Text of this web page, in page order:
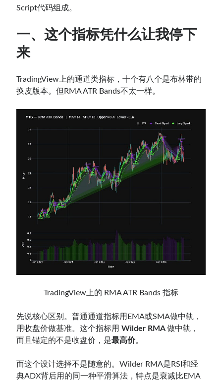
网站备案号：鄂ICP备2024064768号
Script代码组成。
一、这个指标凭什么让我停下
来
TradingView上的通道类指标，十个有八个是布林带的
换皮版本。但RMA ATR Bands不太一样。
TradingView上的 RMA ATR Bands 指标
先说核心区别。普通通道指标用EMA或SMA做中轨，
用收盘价做基准。这个指标用Wilder RMA做中轨，
而且锚定的不是收盘价，是最高价。
而这个设计选择不是随意的。Wilder RMA是RSI和经
典ADX背后用的同一种平滑算法，特点是衰减比EMA